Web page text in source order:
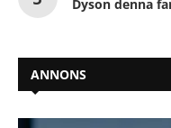
Dyson denna
ANNONS